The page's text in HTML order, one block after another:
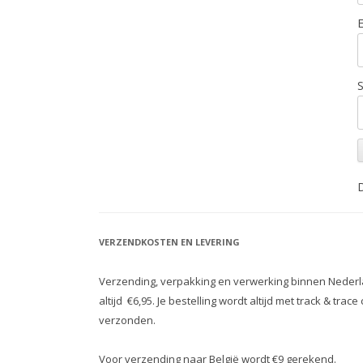
VERZENDKOSTEN EN LEVERING
Verzending, verpakking en verwerking binnen
altijd €6,95. Je bestelling wordt altijd met track & trace
verzonden.
Voor verzending naar België wordt €9 gerekend.